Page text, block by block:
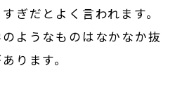
ぎだとよく言われます。
ようなものはなかなか抜
ります。